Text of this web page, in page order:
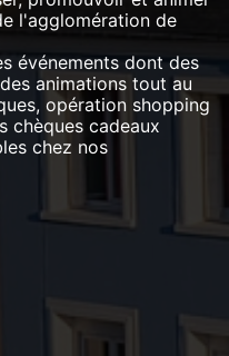
l'agglomération de
événements dont des
animations tout au
opération shopping
chèques cadeaux
chez nos